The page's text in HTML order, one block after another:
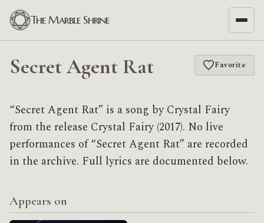
The Marble Shrine
Secret Agent Rat Favorite
“Secret Agent Rat” is a song by Crystal Fairy
from the release Crystal Fairy (2017). No live
performances of “Secret Agent Rat” are recorded
in the archive. Full lyrics are documented below.
Appears on